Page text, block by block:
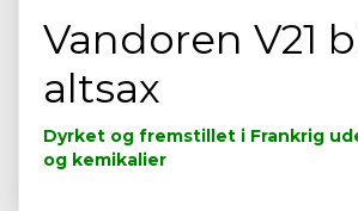
Vandoren V21
altsax
Dyrket og fremstillet i Frankrig
og kemikalier